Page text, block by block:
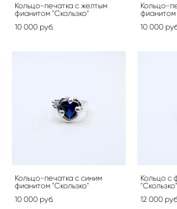
Кольцо-печатка с желтым
фианитом "Скользко"
10 000 pуб.
Кольцо-
фианитом
10 000
Кольцо-печатка с синим
фианитом "Скользко"
10 000 pуб.
Кольцо с
"Скользко"
12 000 pуб.